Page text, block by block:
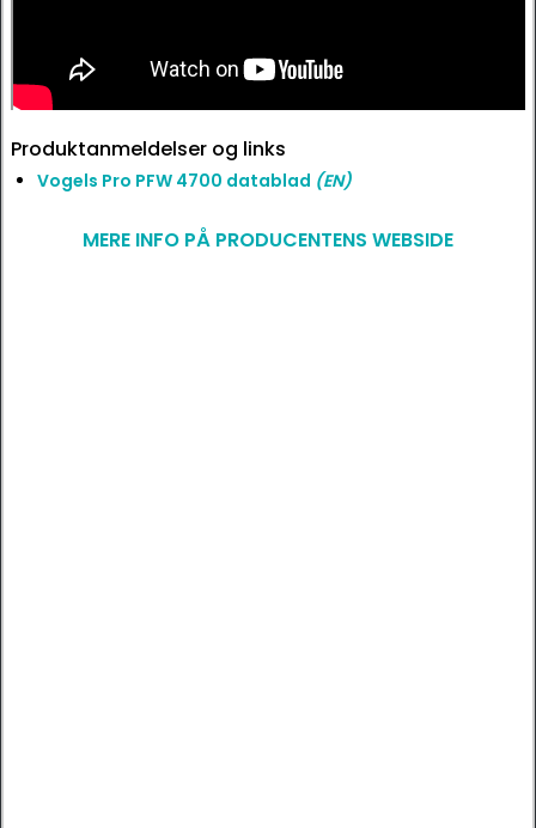
Produktanmeldelser og links
Vogels Pro PFW 4700 datablad (EN)
MERE INFO PÅ PRODUCENTENS WEBSIDE